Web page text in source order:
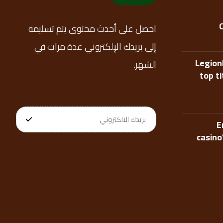
top
احصل على أحدث محتوى يتم تسليمه
إلى بريدك الإلكتروني عدة مرات في
الشهر.